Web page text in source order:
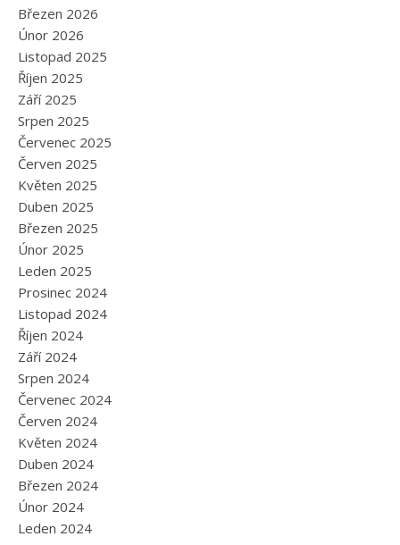
Březen 2026
Únor 2026
Listopad 2025
Říjen 2025
Září 2025
Srpen 2025
Červenec 2025
Červen 2025
Květen 2025
Duben 2025
Březen 2025
Únor 2025
Leden 2025
Prosinec 2024
Listopad 2024
Říjen 2024
Září 2024
Srpen 2024
Červenec 2024
Červen 2024
Květen 2024
Duben 2024
Březen 2024
Únor 2024
Leden 2024